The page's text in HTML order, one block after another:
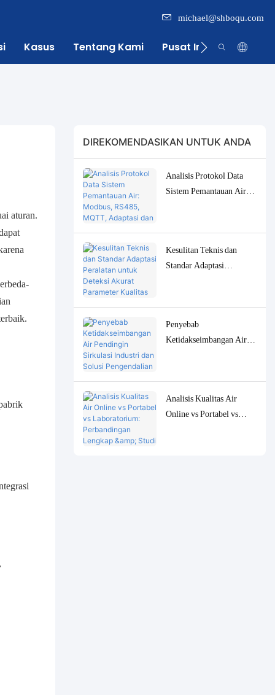
michael@shboqu.com
Kasus Tentang Kami Pusat Informasi
aturan.
DIREKOMENDASIKAN UNTUK ANDA
Analisis Protokol Data
Sistem Pemantauan Air:
Debugging
Kesulitan Teknis dan
Standar Adaptasi
Air Konsentrasi Rendah
Penyebab
Ketidakseimbangan Air
Pengendalian Pemantauan
yang Akurat
Analisis Kualitas Air
Online vs Portabel vs